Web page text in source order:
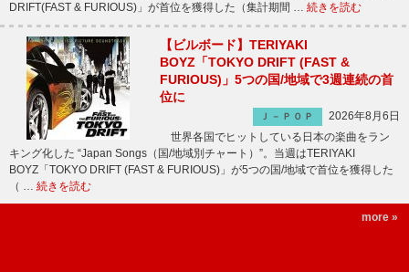
DRIFT(FAST & FURIOUS)」が首位を獲得した（集計期間 … 続きを読む
【ビルボード】TERIYAKI
BOYZ「TOKYO DRIFT (FAST &
FURIOUS)」5つの国/地域で3週連続の首
位に
Ｊ－ＰＯＰ
2026年8月6日
世界各国でヒットしている日本の楽曲をラン
キング化した “Japan Songs（国/地域別チャート）”。当週はTERIYAKI
BOYZ「TOKYO DRIFT (FAST & FURIOUS)」が5つの国/地域で首位を獲得した
（ … 続きを読む
more »